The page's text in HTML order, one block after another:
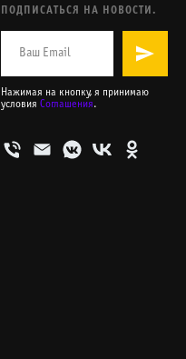
ПОДПИСАТЬСЯ НА НОВОСТИ.
Нажимая на кнопку, я принимаю
условия Соглашения.